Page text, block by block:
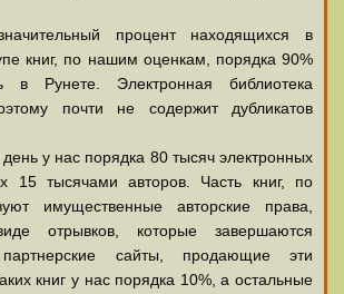
процент находящихся в
книг, по нашим оценкам, порядка 90%
в Рунете. Электронная библиотека
почти не содержит дубликатов
у нас порядка 80 тысяч электронных
15 тысячами авторов. Часть книг, по
имущественные авторские права,
отрывков, которые завершаются
сайты, продающие эти
книг у нас порядка 10%, а остальные